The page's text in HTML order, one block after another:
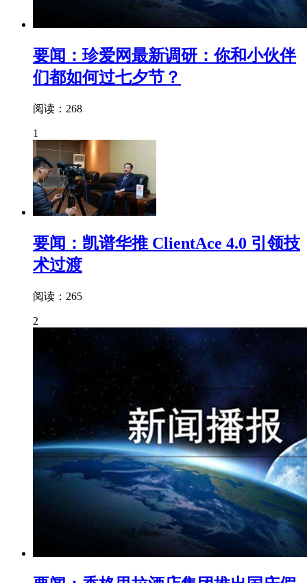
要闻：珍爱网最新调研：你和小伙伴
们都如何过七夕节？
阅读：268
1
要闻：凯谱华推 ClientAce 4.0 引领技
术过渡
阅读：265
2